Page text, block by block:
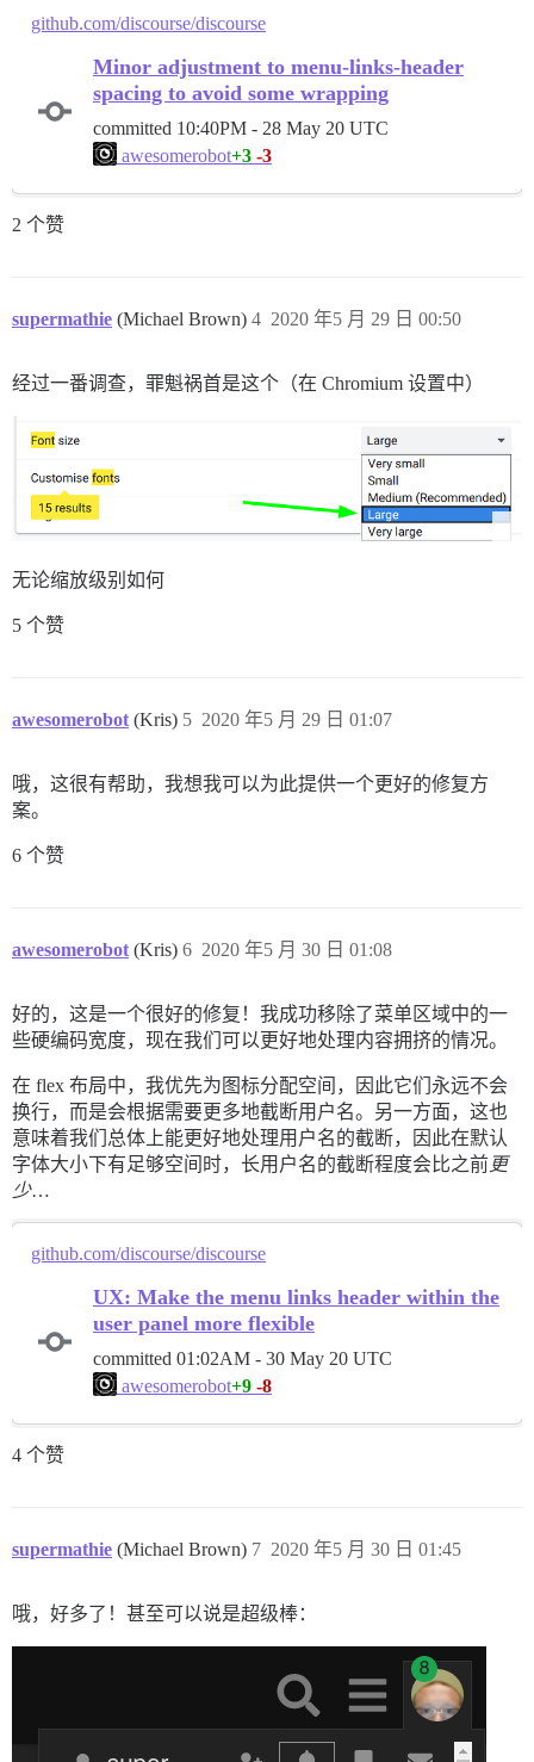
github.com/discourse/discourse
Minor adjustment to menu-links-header
spacing to avoid some wrapping
committed 10:40PM - 28 May 20 UTC
awesomerobot+3 -3
2 个赞
supermathie (Michael Brown) 2020 年5 月 29 日 00:50
4
经过一番调查，罪魁祸首是这个（在 Chromium 设置中）
无论缩放级别如何
5 个赞
awesomerobot (Kris) 2020 年5 月 29 日 01:07
5
哦，这很有帮助，我想我可以为此提供一个更好的修复方
案。
6 个赞
awesomerobot (Kris) 2020 年5 月 30 日 01:08
6
好的，这是一个很好的修复！我成功移除了菜单区域中的一
些硬编码宽度，现在我们可以更好地处理内容拥挤的情况。
在 flex 布局中，我优先为图标分配空间，因此它们永远不会
换行，而是会根据需要更多地截断用户名。另一方面，这也
意味着我们总体上能更好地处理用户名的截断，因此在默认
字体大小下有足够空间时，长用户名的截断程度会比之前更
少…
github.com/discourse/discourse
UX: Make the menu links header within the
user panel more flexible
committed 01:02AM - 30 May 20 UTC
awesomerobot+9 -8
4 个赞
supermathie (Michael Brown) 2020 年5 月 30 日 01:45
7
哦，好多了！甚至可以说是超级棒：